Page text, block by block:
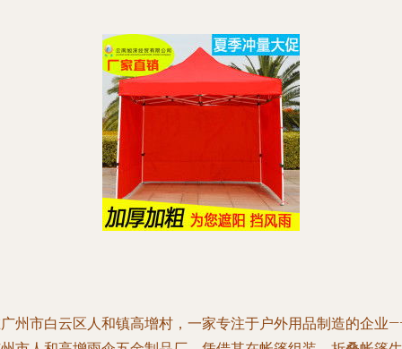
州市白云区人和镇高增村，一家专注于户外用品制造的企业